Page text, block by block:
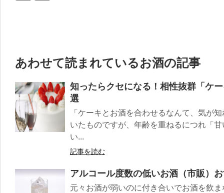
あわせて読まれているお酒の記事
知ったらクセになる！相性抜群「ケ
選
「ケーキとお酒を合わせるなんて、気が
いたものですが、年齢を重ねるにつれ「
い...
記事を読む
アルコール度数の低いお酒（市販）
元々お酒が弱いのに付き合いでお酒を飲